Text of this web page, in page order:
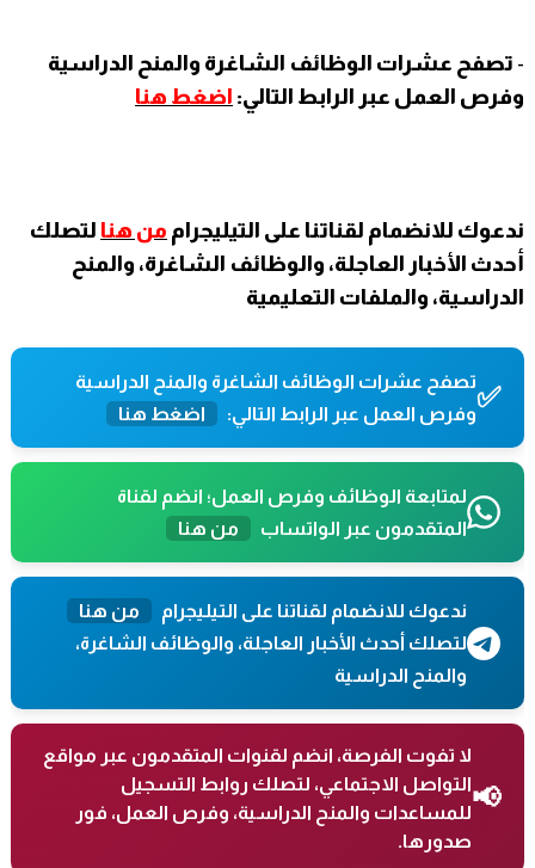
- تصفح عشرات الوظائف الشاغرة والمنح الدراسية
وفرص العمل عبر الرابط التالي: اضغط هنا
ندعوك للانضمام لقناتنا على التيليجرام من هنا لتصلك
أحدث الأخبار العاجلة، والوظائف الشاغرة، والمنح
الدراسية، والملفات التعليمية
✅تصفح عشرات الوظائف الشاغرة والمنح الدراسية
وفرص العمل عبر الرابط التالي:
اضغط هنا
لمتابعة الوظائف وفرص العمل؛ انضم لقناة
المتقدمون عبر الواتساب
من هنا
ندعوك للانضمام لقناتنا على التيليجرام
من هنا
لتصلك أحدث الأخبار العاجلة، والوظائف الشاغرة،
والمنح الدراسية
📢
لا تفوت الفرصة، انضم لقنوات المتقدمون عبر مواقع
التواصل الاجتماعي، لتصلك روابط التسجيل
للمساعدات والمنح الدراسية، وفرص العمل، فور
صدورها.